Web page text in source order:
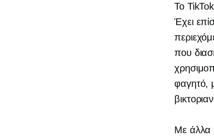
Το
Έχει
που
φαγητό,
Με άλλα